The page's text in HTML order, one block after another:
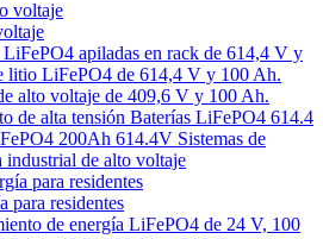
LiFePO4 apiladas en rack de 614,4 V y
litio LiFePO4 de 614,4 V y 100 Ah.
alto voltaje de 409,6 V y 100 Ah.
de alta tensión Baterías LiFePO4 614.4
200Ah 614.4V Sistemas de
industrial de alto voltaje
para residentes
de energía LiFePO4 de 24 V, 100